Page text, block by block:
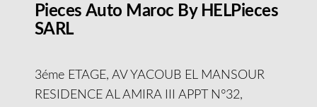
Pieces Auto Maroc By HELPieces
SARL
3éme ETAGE, AV YACOUB EL MANSOUR
RESIDENCE AL AMIRA III APPT N°32,